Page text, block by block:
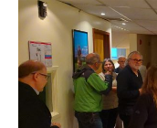
Un
vernissage
réussi
pour
les
visages